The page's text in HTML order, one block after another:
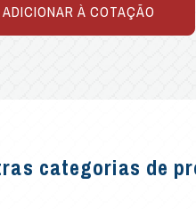
ADICIONAR À COTAÇÃO
categorias de